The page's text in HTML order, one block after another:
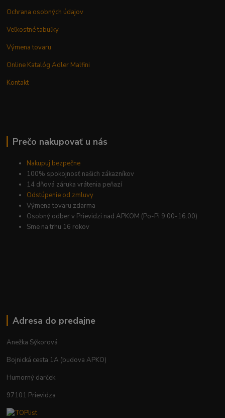
Ochrana osobných údajov
Veľkostné tabuľky
Výmena tovaru
Online Katalóg Adler Malfini
Kontakt
Prečo nakupovať u nás
Nakupuj bezpečne
100% spokojnosť našich zákazníkov
14 dňová záruka vrátenia peňazí
Odstúpenie od zmluvy
Výmena tovaru zdarma
Osobný odber v Prievidzi nad APKOM (Po-Pi 9.00-16.00)
Sme na trhu 16 rokov
Adresa do predajne
Anežka Sýkorová
Bojnická cesta 1A (budova APKO)
Humorný darček
97101 Prievidza